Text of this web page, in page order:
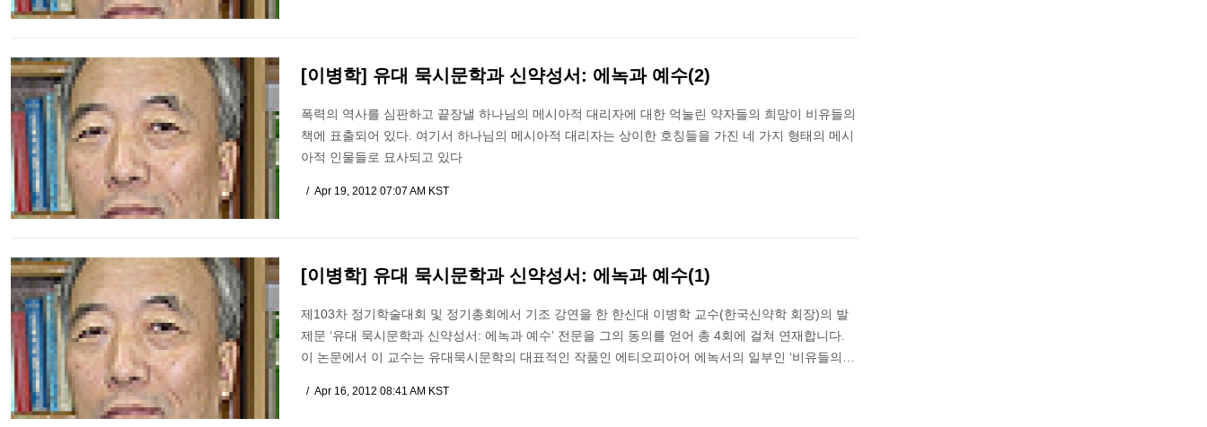
[이병학] 유대 묵시문학과 신약성서: 에녹과 예수(2)
폭력의 역사를 심판하고 끝장낼 하나님의 메시아적 대리자에 대한 억눌린 약자들의 희망이 비유들의
책에 표출되어 있다. 여기서 하나님의 메시아적 대리자는 상이한 호칭들을 가진 네 가지 형태의 메시
아적 인물들로 묘사되고 있다
Apr 19, 2012 07:07 AM KST
[이병학] 유대 묵시문학과 신약성서: 에녹과 예수(1)
제103차 정기학술대회 및 정기총회에서 기조 강연을 한 한신대 이병학 교수(한국신약학 회장)의 발
제문 ‘유대 묵시문학과 신약성서: 에녹과 예수’ 전문을 그의 동의를 얻어 총 4회에 걸쳐 연재합니다.
이 논문에서 이 교수는 유대묵시문학의 대표적인 작품인 에티오피아어 에녹서의 일부인 ‘비유들의…
Apr 16, 2012 08:41 AM KST